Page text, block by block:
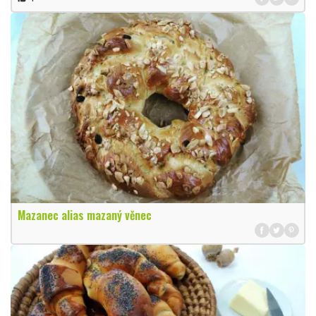
Mazanec alias mazaný věnec